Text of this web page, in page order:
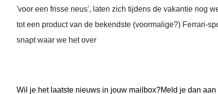
'voor een frisse neus', laten zich tijdens de vakantie nog
tot een product van de bekendste (voormalige?) Ferrari-
snapt waar we het over
Wil je het laatste nieuws in jouw mailbox?Meld je dan aan